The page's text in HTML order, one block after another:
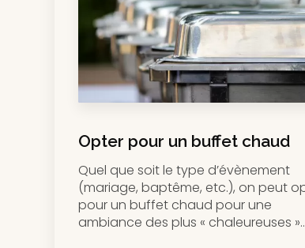
Opter pour un buffet chaud
Quel que soit le type d’évènement
(mariage, baptême, etc.), on peut
pour un buffet chaud pour une
ambiance des plus « chaleureuses